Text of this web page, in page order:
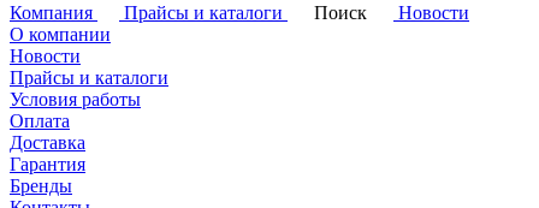
Компания
Прайсы и каталоги Поиск
Новости
О компании
Новости
Прайсы и каталоги
Условия работы
Оплата
Доставка
Гарантия
Бренды